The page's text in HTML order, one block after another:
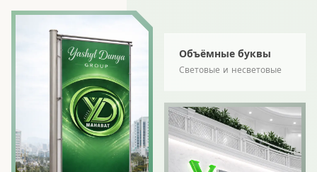
Объёмные буквы
Световые и несветовые